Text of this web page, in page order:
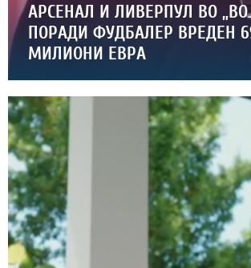
АРСЕНАЛ И ЛИВЕРПУЛ ВО
ПОРАДИ ФУДБАЛЕР ВРЕДЕН
МИЛИОНИ ЕВРА